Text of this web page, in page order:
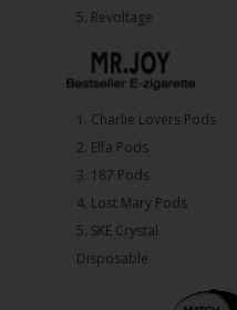
5. ⁠Revoltage
1.⁠ ⁠Charlie Lovers Pods
2.⁠ ⁠⁠Elfa Pods
3.⁠ ⁠⁠187 Pods
4.⁠ ⁠⁠Lost Mary Pods
5.⁠ ⁠⁠SKE Crystal
Disposable